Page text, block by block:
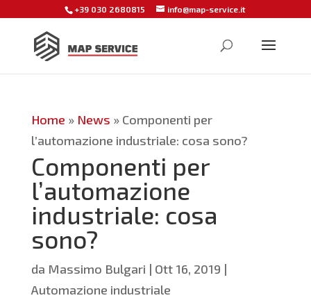
+39 030 2680815 info@map-service.it
Home » News » Componenti per
l’automazione industriale: cosa sono?
Componenti per
l’automazione
industriale: cosa
sono?
da Massimo Bulgari | Ott 16, 2019 |
Automazione industriale